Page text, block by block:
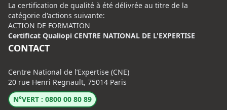
La certification de qualité à été délivrée au titre de la
catégorie d'actions suivante:
ACTION DE FORMATION
Certificat Qualiopi CENTRE NATIONAL DE L'EXPERTISE
CONTACT
Centre National de l’Expertise (CNE)
20 rue Henri Regnault, 75014 Paris
N°VERT : 0800 00 80 89